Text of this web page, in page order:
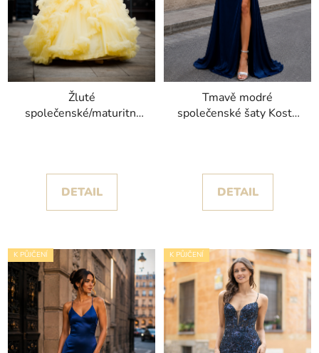
Žluté
společenské/maturitní
DETAIL
Tmavě modré
společenské šaty Kosta
DETAIL
K PŮJČENÍ K PŮJČENÍ